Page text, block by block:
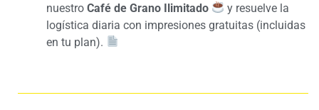
nuestro Café de Grano Ilimitado
y resuelve la
logística diaria con impresiones gratuitas (incluidas
en tu plan).